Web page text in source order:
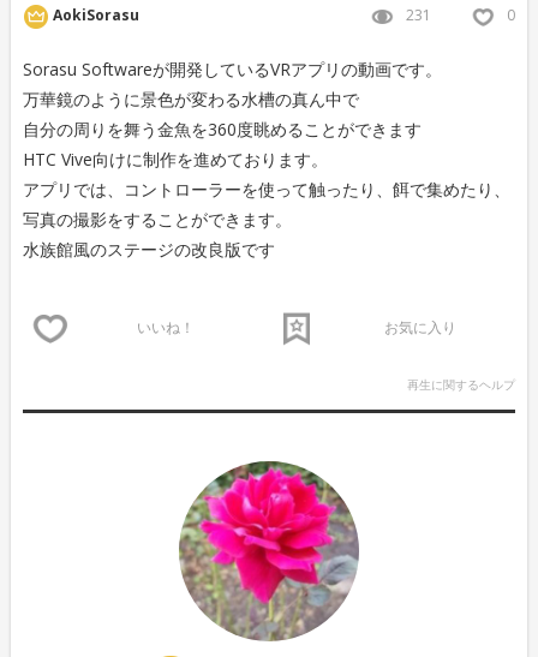
AokiSorasu 231 0
Sorasu Softwareが開発しているVRアプリの動画です。
万華鏡のように景色が変わる水槽の真ん中で
自分の周りを舞う金魚を360度眺めることができます
HTC Vive向けに制作を進めております。
アプリでは、コントローラーを使って触ったり、餌で集めたり、
写真の撮影をすることができます。
水族館風のステージの改良版です
いいね！ お気に入り
再生に関するヘルプ